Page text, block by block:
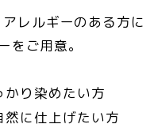
レルギーのある方
をご用意。
かり染めたい方
然に仕上げたい方